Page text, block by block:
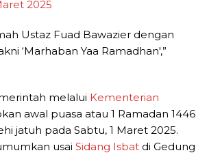
2025
Ustaz Fuad Bawazier dengan
‘Marhaban Yaa Ramadhan',”
melalui Kementerian
awal puasa atau 1 Ramadan 1446
jatuh pada Sabtu, 1 Maret 2025.
usai Sidang Isbat di Gedung